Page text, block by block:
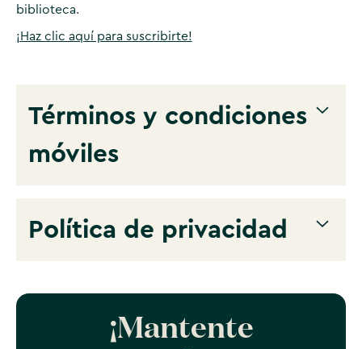
biblioteca.
¡Haz clic aquí para suscribirte!
Términos y condiciones
móviles
(¡PRÓXIMAMENTE!)
Política de privacidad
(¡PRÓXIMAMENTE!)
¡Mantente